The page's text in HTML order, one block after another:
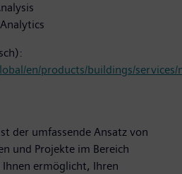
en/products/buildings/services/
der umfassende Ansatz von
und Projekte im Bereich
ermöglicht, Ihren